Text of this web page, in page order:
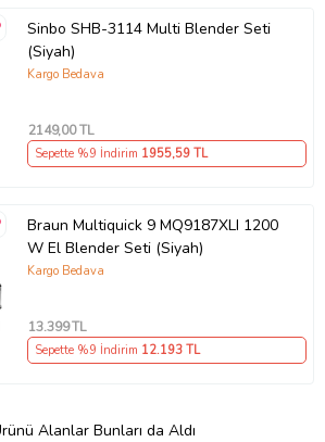
Sinbo SHB-3114 Multi Blender Seti
(Siyah)
Kargo Bedava
2149,00 TL
Sepette %9 İndirim 1955,59 TL
Braun Multiquick 9 MQ9187XLI 1200
W El Blender Seti (Siyah)
Kargo Bedava
13.399TL
Sepette %9 İndirim 12.193TL
Alanlar Bunları da Aldı